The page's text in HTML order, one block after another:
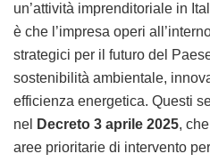
un’attività imprenditoriale in
è che l’impresa operi
strategici per il futuro del
sostenibilità ambientale,
efficienza energetica. Questi
nel
Decreto 3 aprile 2025,
aree prioritarie di intervento